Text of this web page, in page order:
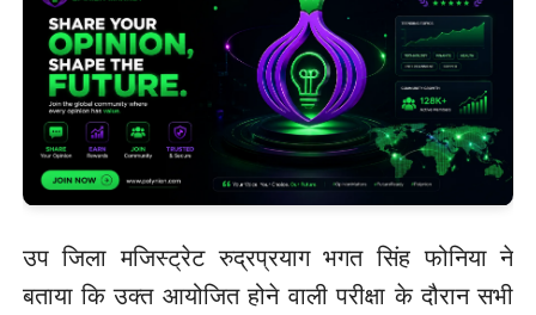
उप जिला मजिस्ट्रेट रुद्रप्रयाग भगत सिंह फोनिया ने
बताया कि उक्त आयोजित होने वाली परीक्षा के दौरान सभी